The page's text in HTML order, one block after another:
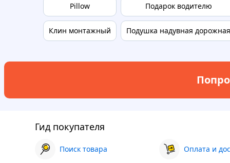
Pillow
Клин монтажный
Подарок водителю
Подушка надувная дорожная
Гид покупателя
Поиск товара Оплата и